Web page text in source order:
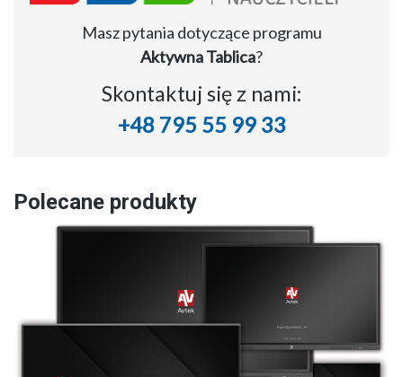
Masz pytania dotyczące programu
Aktywna Tablica?
Skontaktuj się z nami:
+48 795 55 99 33
Polecane produkty